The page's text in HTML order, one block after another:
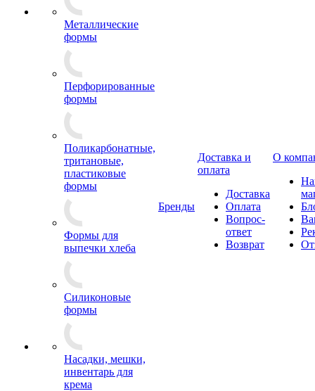
Металлические
формы
Перфорированные
формы
Поликарбонатные,
тритановые,
пластиковые
формы
Формы для
выпечки хлеба
Силиконовые
формы
Насадки, мешки,
инвентарь для
крема
Бренды
Доставка и
оплата
Доставка
Оплата
Вопрос-
ответ
Возврат
О